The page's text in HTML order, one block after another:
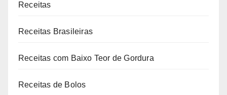
Receitas
Receitas Brasileiras
Receitas com Baixo Teor de Gordura
Receitas de Bolos